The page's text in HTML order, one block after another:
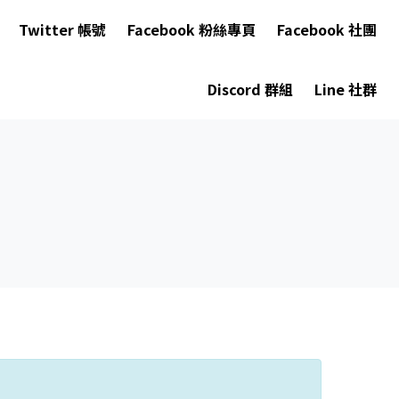
Twitter 帳號 Facebook 粉絲專頁 Facebook 社團
Discord 群組 Line 社群